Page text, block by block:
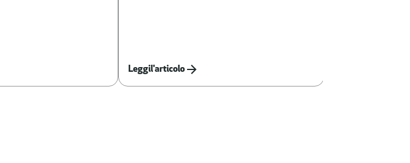
Leggil'articolo